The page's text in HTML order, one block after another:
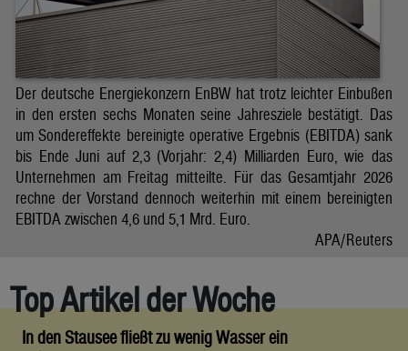
Der deutsche Energiekonzern EnBW hat trotz leichter Einbußen
in den ersten sechs Monaten seine Jahresziele bestätigt. Das
um Sondereffekte bereinigte operative Ergebnis (EBITDA) sank
bis Ende Juni auf 2,3 (Vorjahr: 2,4) Milliarden Euro, wie das
Unternehmen am Freitag mitteilte. Für das Gesamtjahr 2026
rechne der Vorstand dennoch weiterhin mit einem bereinigten
EBITDA zwischen 4,6 und 5,1 Mrd. Euro.
APA/Reuters
Top Artikel der Woche
In den Stausee fließt zu wenig Wasser ein